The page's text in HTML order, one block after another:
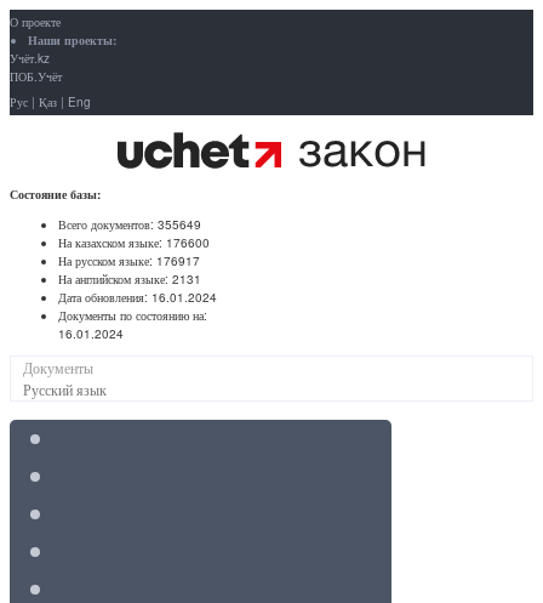
О проекте
Наши проекты:
Учёт.kz
ПОБ.Учёт
Рус | Қаз | Eng
Состояние базы:
Всего документов: 355649
На казахском языке: 176600
На русском языке: 176917
На английском языке: 2131
Дата обновления: 16.01.2024
Документы по состоянию на:
16.01.2024
Документы
Русский язык